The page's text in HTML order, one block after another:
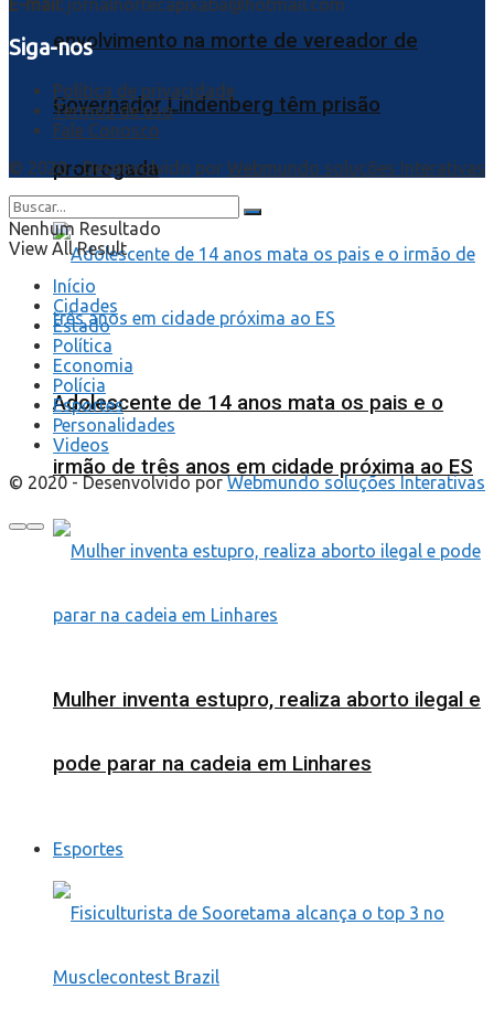
envolvimento na morte de vereador de
Governador Lindenberg têm prisão
prorrogada
Adolescente de 14 anos mata os pais e o
irmão de três anos em cidade próxima ao ES
Mulher inventa estupro, realiza aborto ilegal e
pode parar na cadeia em Linhares
Esportes
E-mail: jornalnortecapixaba@hotmail.com
Siga-nos
Política de privacidade
Termos de uso
Fale Conosco
© 2020 - Desenvolvido por Webmundo soluções Interativas
Nenhum Resultado
View All Result
Início
Cidades
Estado
Política
Economia
Polícia
Esportes
Personalidades
Videos
© 2020 - Desenvolvido porWebmundo soluções Interativas